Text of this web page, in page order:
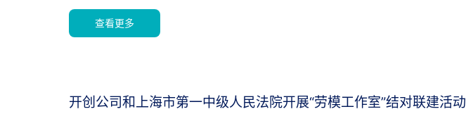
查看更多
开创公司和上海市第一中级人民法院开展“劳模工作室”结对联建活动